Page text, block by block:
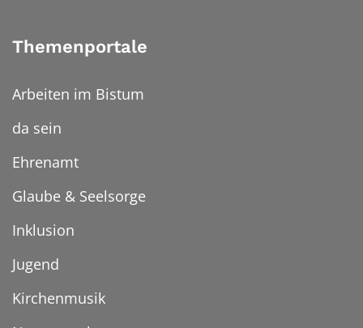
Themenportale
Arbeiten im Bistum
da sein
Ehrenamt
Glaube & Seelsorge
Inklusion
Jugend
Kirchenmusik